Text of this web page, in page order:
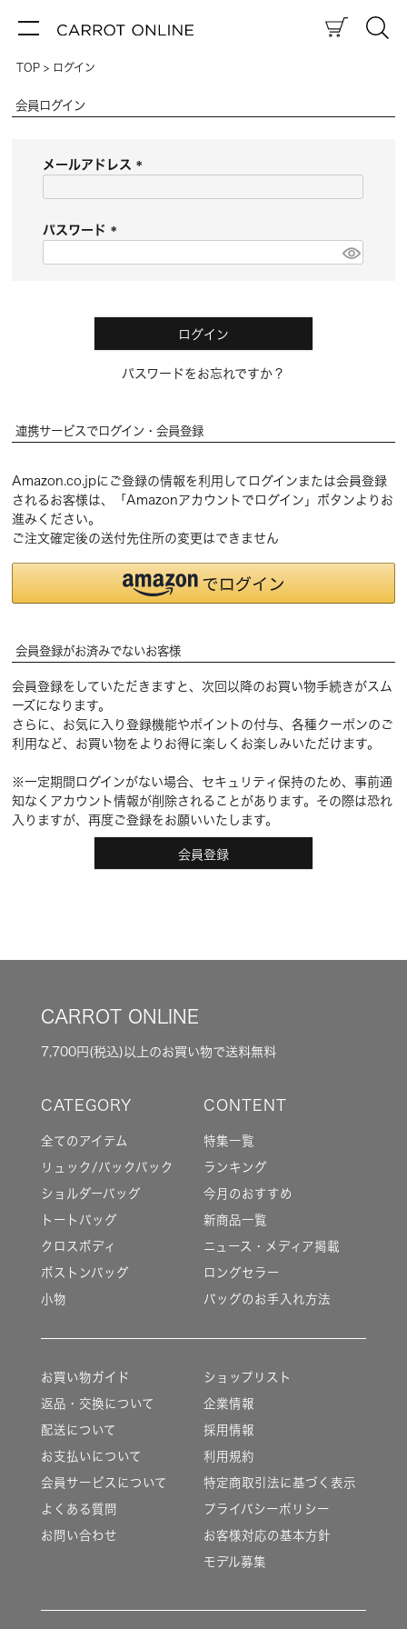
TOP ログイン
会員ログイン
メールアドレス
パスワード
ログイン
パスワードをお忘れですか？
連携サービスでログイン・会員登録
Amazon.co.jpにご登録の情報を利用してログインまたは会員登録
されるお客様は、「Amazonアカウントでログイン」ボタンよりお
進みください。
ご注文確定後の送付先住所の変更はできません
会員登録がお済みでないお客様
会員登録をしていただきますと、次回以降のお買い物手続きがスム
ーズになります。
さらに、お気に入り登録機能やポイントの付与、各種クーポンのご
利用など、お買い物をよりお得に楽しくお楽しみいただけます。
※一定期間ログインがない場合、セキュリティ保持のため、事前通
知なくアカウント情報が削除されることがあります。その際は恐れ
入りますが、再度ご登録をお願いいたします。
会員登録
CARROT ONLINE
7,700円(税込)以上のお買い物で送料無料
全てのアイテム
リュック/バックパック
ショルダーバッグ
トートバッグ
クロスボディ
ボストンバッグ
小物
特集一覧
ランキング
今月のおすすめ
新商品一覧
ニュース・メディア掲載
ロングセラー
バッグのお手入れ方法
お買い物ガイド
返品・交換について
配送について
お支払いについて
会員サービスについて
よくある質問
お問い合わせ
ショップリスト
企業情報
採用情報
利用規約
特定商取引法に基づく表示
プライバシーポリシー
お客様対応の基本方針
モデル募集